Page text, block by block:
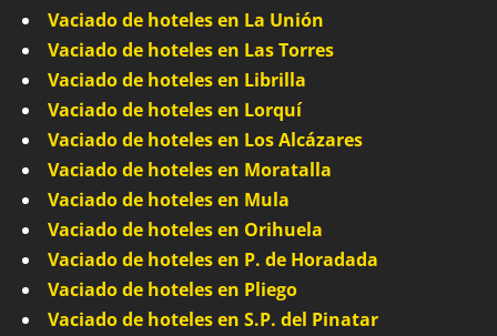
Vaciado de hoteles en La Unión
Vaciado de hoteles en Las Torres
Vaciado de hoteles en Librilla
Vaciado de hoteles en Lorquí
Vaciado de hoteles en Los Alcázares
Vaciado de hoteles en Moratalla
Vaciado de hoteles en Mula
Vaciado de hoteles en Orihuela
Vaciado de hoteles en P. de Horadada
Vaciado de hoteles en Pliego
Vaciado de hoteles en S.P. del Pinatar